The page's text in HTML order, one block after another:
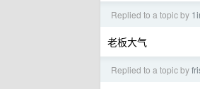
Replied to a topic by
老板大气
Replied to a topic by